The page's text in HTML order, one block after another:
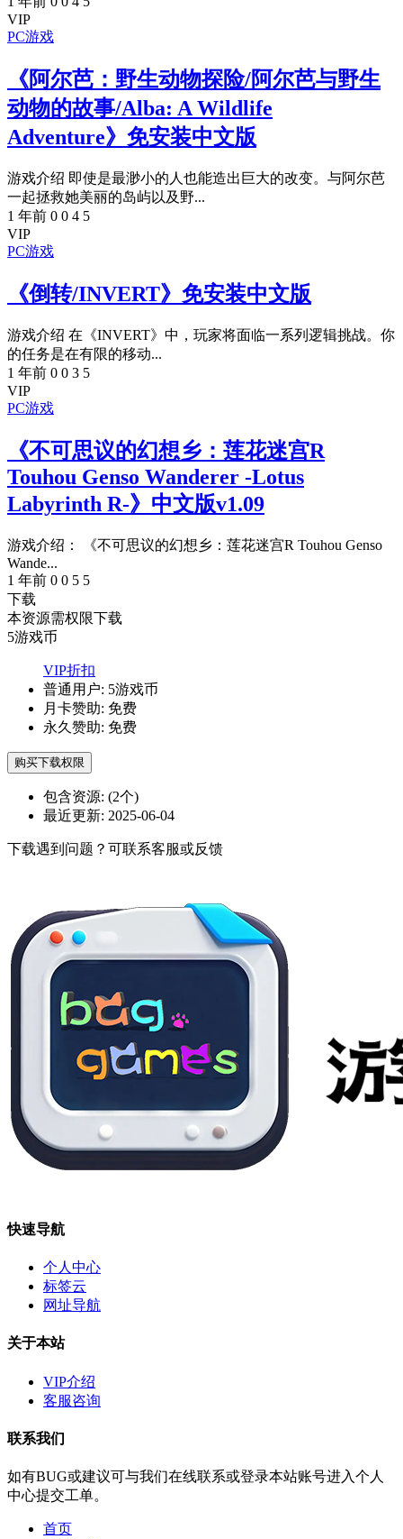
VIP
PC游戏
《阿尔芭：野生动物探险/阿尔芭与野生
动物的故事/Alba: A Wildlife
Adventure》免安装中文版
游戏介绍 即使是最渺小的人也能造出巨大的改变。与阿尔芭
一起拯救她美丽的岛屿以及野...
1 年前 0 0 4 5
VIP
PC游戏
《倒转/INVERT》免安装中文版
游戏介绍 在《INVERT》中，玩家将面临一系列逻辑挑战。你
的任务是在有限的移动...
1 年前 0 0 3 5
VIP
PC游戏
《不可思议的幻想乡：莲花迷宫R
Touhou Genso Wanderer -Lotus
Labyrinth R-》中文版v1.09
游戏介绍： 《不可思议的幻想乡：莲花迷宫R Touhou Genso
Wande...
1 年前 0 0 5 5
下载
本资源需权限下载
5游戏币
VIP折扣
普通用户: 5游戏币
月卡赞助: 免费
永久赞助: 免费
购买下载权限
包含资源: (2个)
最近更新: 2025-06-04
下载遇到问题？可联系客服或反馈
快速导航
个人中心
标签云
网址导航
关于本站
VIP介绍
客服咨询
联系我们
如有BUG或建议可与我们在线联系或登录本站账号进入个人
中心提交工单。
首页